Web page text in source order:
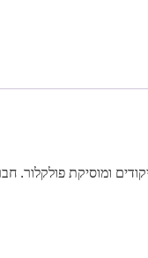
ומוסיקת פולקלור.